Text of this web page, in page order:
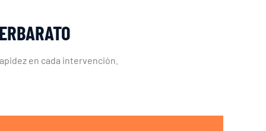
en cada intervención.